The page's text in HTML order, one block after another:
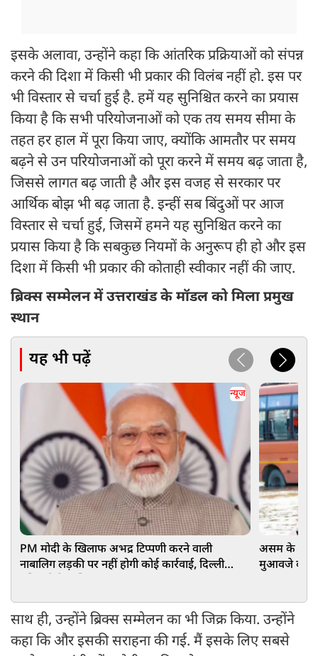
इसके अलावा, उन्होंने कहा कि आंतरिक प्रक्रियाओं को संपन्न
करने की दिशा में किसी भी प्रकार की विलंब नहीं हो. इस पर
भी विस्तार से चर्चा हुई है. हमें यह सुनिश्चित करने का प्रयास
किया है कि सभी परियोजनाओं को एक तय समय सीमा के
तहत हर हाल में पूरा किया जाए, क्योंकि आमतौर पर समय
बढ़ने से उन परियोजनाओं को पूरा करने में समय बढ़ जाता है,
जिससे लागत बढ़ जाती है और इस वजह से सरकार पर
आर्थिक बोझ भी बढ़ जाता है. इन्हीं सब बिंदुओं पर आज
विस्तार से चर्चा हुई, जिसमें हमने यह सुनिश्चित करने का
प्रयास किया है कि सबकुछ नियमों के अनुरूप ही हो और इस
दिशा में किसी भी प्रकार की कोताही स्वीकार नहीं की जाए.
ब्रिक्स सम्मेलन में उत्तराखंड के मॉडल को मिला प्रमुख
स्थान
यह भी पढ़ें
न्यूज
PM मोदी के खिलाफ अभद्र टिप्पणी करने वाली
नाबालिग लड़की पर नहीं होगी कोई कार्रवाई, दिल्ली
असम के बाढ़
मुआवजे का
साथ ही, उन्होंने ब्रिक्स सम्मेलन का भी जिक्र किया. उन्होंने
कहा कि और इसकी सराहना की गई. मैं इसके लिए सबसे